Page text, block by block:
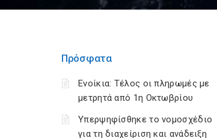
Πρόσφατα
Ενοίκια: Τέλος οι πληρωμές με
μετρητά από 1η Οκτωβρίου
Υπερψηφίσθηκε το νομοσχέδιο
για τη διαχείριση και ανάδειξη